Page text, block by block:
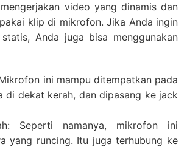
video yang dinamis dan
klip di mikrofon. Jika Anda ingin
Anda juga bisa menggunakan
ini mampu ditempatkan pada
di dekat kerah, dan dipasang ke jack
Seperti namanya, mikrofon ini
yang runcing. Itu juga terhubung ke